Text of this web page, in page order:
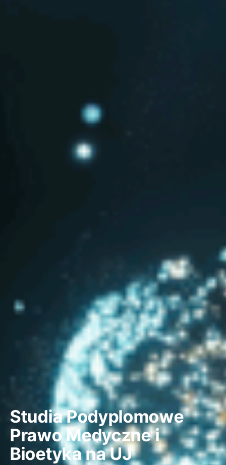
Studia Podyplomowe
Prawo Medyczne i
Bioetyka na UJ